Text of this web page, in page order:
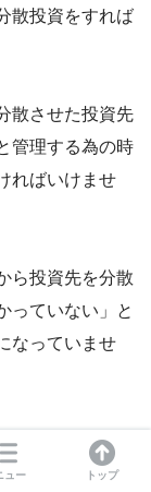
散投資をすれば
散させた投資先
管理する為の時
ればいけませ
ら投資先を分散
っていない」と
なっていませ
知識と時間と労
ュー トップ